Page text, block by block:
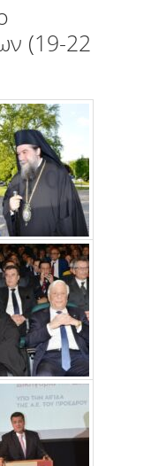
(19-22